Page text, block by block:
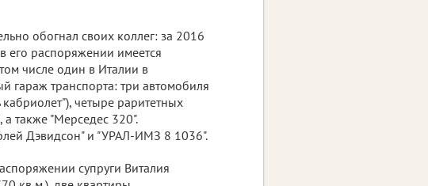
обогнал своих коллег: за 2016
его распоряжении имеется
числе один в Италии в
гараж транспорта: три автомобиля
четыре раритетных
также "Мерседес 320".
Дэвидсон" и "УРАЛ-ИМЗ 8 1036".
супруги Виталия